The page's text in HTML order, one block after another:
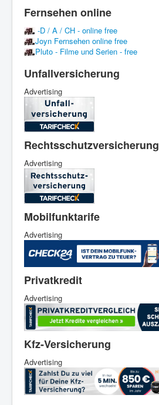
Fernsehen online
-D / A / CH - online free
Joyn Fernsehen online free
Pluto - Filme und Serien - free
Unfallversicherung
Advertising
Rechtsschutzversicherung
Advertising
Mobilfunktarife
Advertising
Privatkredit
Advertising
Kfz-Versicherung
Advertising